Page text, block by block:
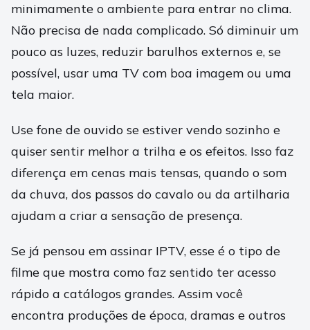
minimamente o ambiente para entrar no clima.
Não precisa de nada complicado. Só diminuir um
pouco as luzes, reduzir barulhos externos e, se
possível, usar uma TV com boa imagem ou uma
tela maior.
Use fone de ouvido se estiver vendo sozinho e
quiser sentir melhor a trilha e os efeitos. Isso faz
diferença em cenas mais tensas, quando o som
da chuva, dos passos do cavalo ou da artilharia
ajudam a criar a sensação de presença.
Se já pensou em assinar IPTV, esse é o tipo de
filme que mostra como faz sentido ter acesso
rápido a catálogos grandes. Assim você
encontra produções de época, dramas e outros